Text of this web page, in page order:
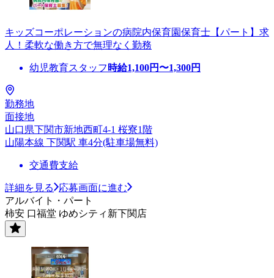
キッズコーポレーションの病院内保育園保育士【パート】求
人！柔軟な働き方で無理なく勤務
幼児教育スタッフ 時給1,100円〜1,300円
勤務地
面接地
山口県下関市新地西町4-1 桜寮1階
山陽本線 下関駅 車4分(駐車場無料)
交通費支給
詳細を見る
応募画面に進む
アルバイト・パート
柿安 口福堂 ゆめシティ新下関店